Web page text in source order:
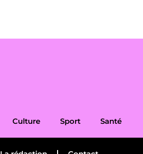
Culture Sport Santé